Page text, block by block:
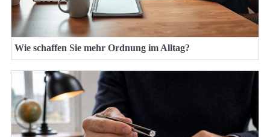
Wie schaffen Sie mehr Ordnung im Alltag?